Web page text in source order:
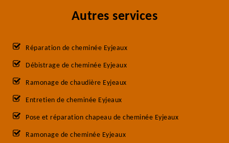
Autres services
Réparation de cheminée Eyjeaux
Débistrage de cheminée Eyjeaux
Ramonage de chaudière Eyjeaux
Entretien de cheminée Eyjeaux
Pose et réparation chapeau de cheminée Eyjeaux
Ramonage de cheminée Eyjeaux